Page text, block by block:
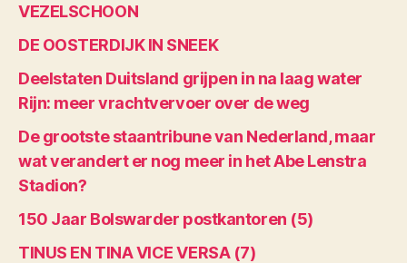
VEZELSCHOON
DE OOSTERDIJK IN SNEEK
Deelstaten Duitsland grijpen in na laag water
Rijn: meer vrachtvervoer over de weg
De grootste staantribune van Nederland, maar
wat verandert er nog meer in het Abe Lenstra
Stadion?
150 Jaar Bolswarder postkantoren (5)
TINUS EN TINA VICE VERSA (7)